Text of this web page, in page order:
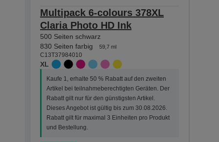
Multipack 6-colours 378XL
Claria Photo HD Ink
500 Seiten schwarz
830 Seiten farbig
59,7 ml
C13T37984010
XL
Kaufe 1, erhalte 50 % Rabatt auf den zweiten
Artikel bei teilnahmeberechtigten Geräten. Der
Rabatt gilt nur für den günstigsten Artikel.
Dieses Angebot ist gültig bis zum 30.08.2026.
Rabatt gilt für maximal 3 Einheiten pro Produkt
und Bestellung.